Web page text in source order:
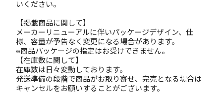
いください。
【掲載商品に関して】
メーカーリニューアルに伴いパッケージデザイン、仕
様、容量が予告なく変更になる場合があります。
※商品パッケージの指定はお受けできません。
【在庫数に関して】
在庫数は日々変動しております。
発送準備の段階で商品がお取り寄せ、完売となる場合は
キャンセルをお願いすることがございます。